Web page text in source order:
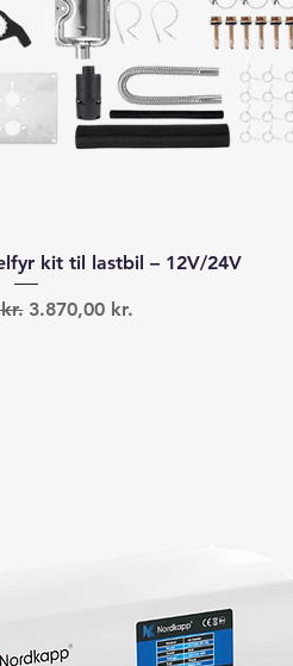
kit til lastbil – 12V/24V
Salgspris
3.870,00 kr.